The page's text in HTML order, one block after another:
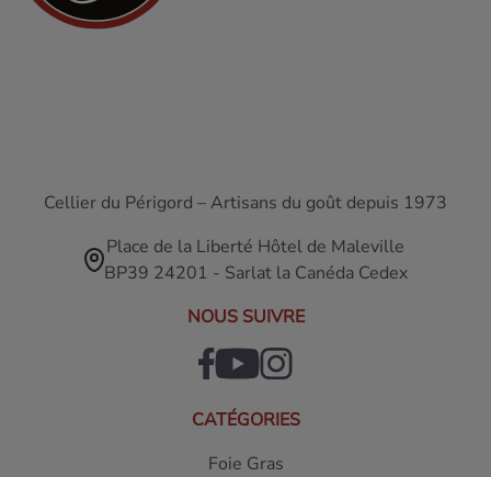
Cellier du Périgord – Artisans du goût depuis 1973
Place de la Liberté Hôtel de Maleville
BP39 24201 - Sarlat la Canéda Cedex
NOUS SUIVRE
CATÉGORIES
Foie Gras